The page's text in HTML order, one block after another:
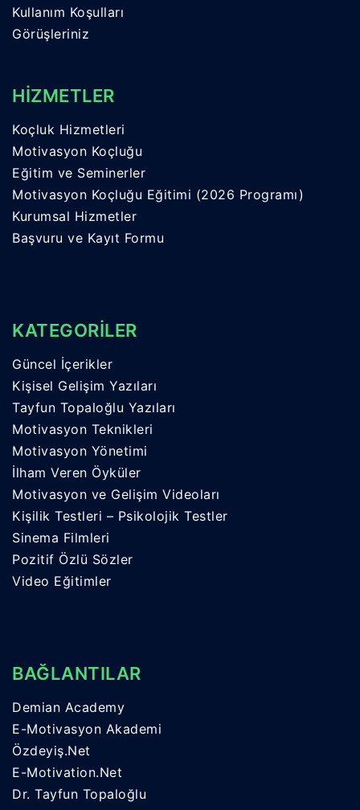
Kullanım Koşulları
Görüşleriniz
HİZMETLER
Koçluk Hizmetleri
Motivasyon Koçluğu
Eğitim ve Seminerler
Motivasyon Koçluğu Eğitimi (2026 Programı)
Kurumsal Hizmetler
Başvuru ve Kayıt Formu
KATEGORİLER
Güncel İçerikler
Kişisel Gelişim Yazıları
Tayfun Topaloğlu Yazıları
Motivasyon Teknikleri
Motivasyon Yönetimi
İlham Veren Öyküler
Motivasyon ve Gelişim Videoları
Kişilik Testleri – Psikolojik Testler
Sinema Filmleri
Pozitif Özlü Sözler
Video Eğitimler
BAĞLANTILAR
Demian Academy
E-Motivasyon Akademi
Özdeyiş.Net
E-Motivation.Net
Dr. Tayfun Topaloğlu